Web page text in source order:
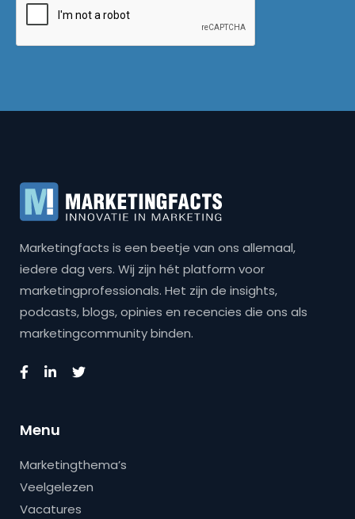
Marketingfacts is een beetje van ons allemaal,
iedere dag vers. Wij zijn hét platform voor
marketingprofessionals. Het zijn de insights,
podcasts, blogs, opinies en recencies die ons als
marketingcommunity binden.
Menu
Marketingthema’s
Veelgelezen
Vacatures